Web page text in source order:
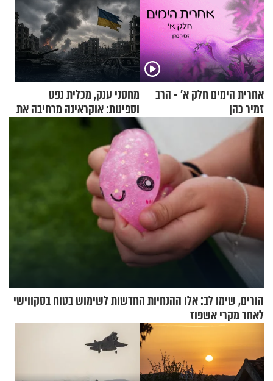
אחרית הימים חלק א’ - הרב
זמיר כהן
מחסני ענק, מכלית נפט
וספינות: אוקראינה מרחיבה את
התקיפות בעומק רוסיה
הורים, שימו לב: אלו ההנחיות החדשות לשימוש בטוח בסקווישי
לאחר מקרי אשפוז